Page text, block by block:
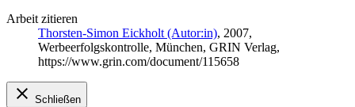
Arbeit zitieren
Thorsten-Simon Eickholt (Autor:in), 2007,
Werbeerfolgskontrolle, München, GRIN Verlag,
https://www.grin.com/document/115658
Schließen